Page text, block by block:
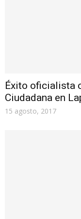
Éxito oficialista
Ciudadana en
15 agosto, 2017